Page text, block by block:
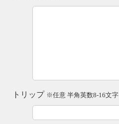
トリップ ※任意 半角英数8-16文字